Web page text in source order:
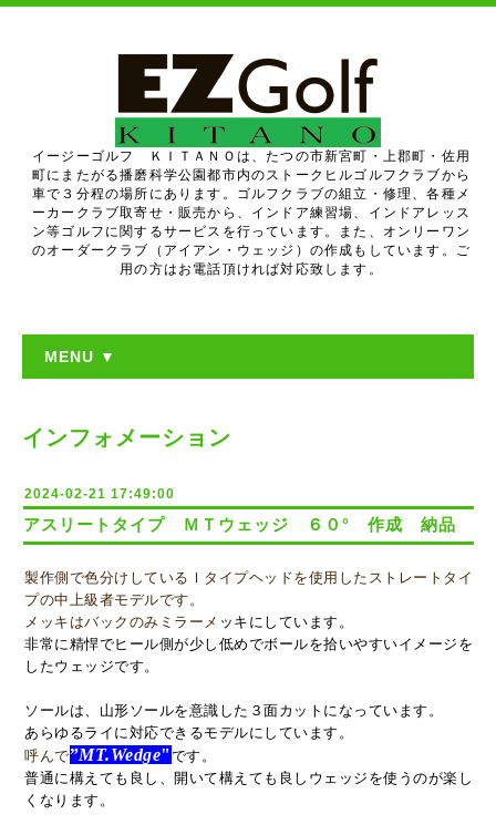
イージーゴルフ ＫＩＴＡＮＯは、たつの市新宮町・上郡町・佐用
町にまたがる播磨科学公園都市内のストークヒルゴルフクラブから
車で３分程の場所にあります。ゴルフクラブの組立・修理、各種メ
ーカークラブ取寄せ・販売から、インドア練習場、インドアレッス
ン等ゴルフに関するサービスを行っています。また、オンリーワン
のオーダークラブ（アイアン・ウェッジ）の作成もしています。ご
用の方はお電話頂ければ対応致します。
MENU ▼
インフォメーション
2024-02-21 17:49:00
アスリートタイプ ＭＴウェッジ ６０° 作成 納品
製作側で色分けしているＩタイプヘッドを使用したストレートタイ
プの中上級者モデルです。
メッキはバックのみミラーメ ッキにしています。
非常に精悍でヒール側が少し低めでボールを拾いやすいイメージを
したウェッジです。
ソールは、山形ソールを意識した３面カットになっています。
あらゆるライに対応できるモデルにしています。
呼んで”MT.Wedge" です。
普通に構えても良し、開いて構えても良しウェッジを使うのが楽し
くなります。